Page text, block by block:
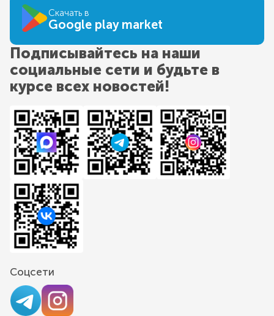
Скачать в
Google play market
Подписывайтесь на наши
социальные сети и будьте в
курсе всех новостей!
Соцсети